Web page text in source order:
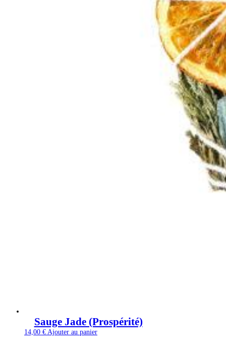
Sauge Jade (Prospérité)
14,00 € Ajouter au panier